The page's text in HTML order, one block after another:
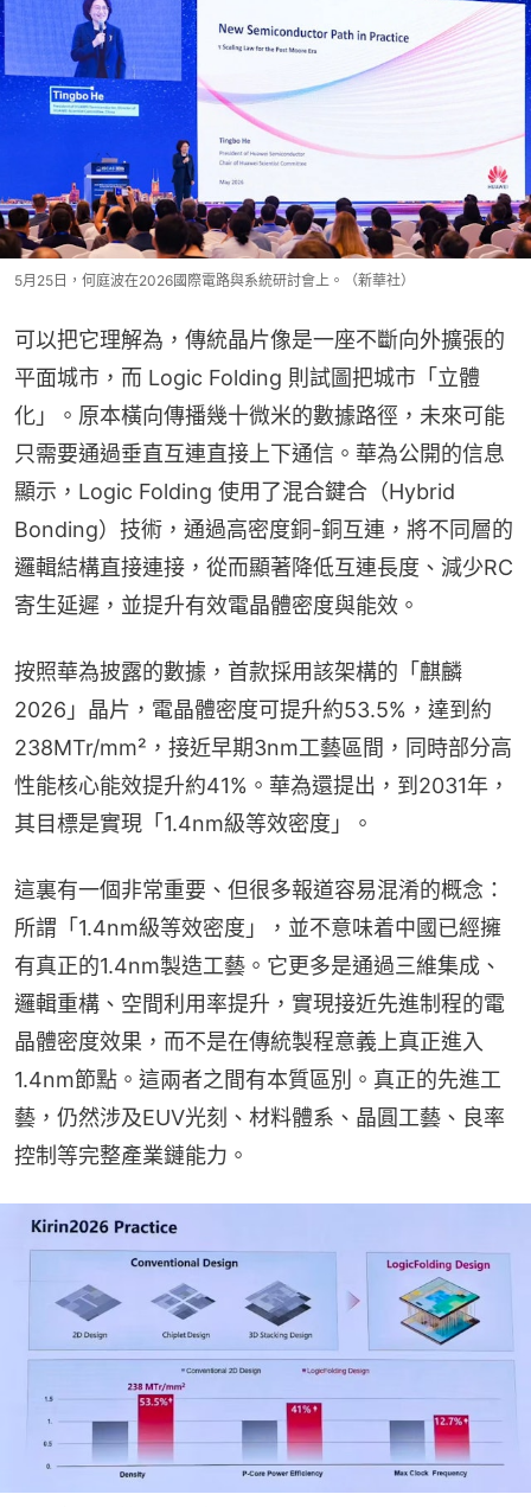
5月25日，何庭波在2026國際電路與系統研討會上。（新華社）
可以把它理解為，傳統晶片像是一座不斷向外擴張的
平面城市，而 Logic Folding 則試圖把城市「立體
化」。原本橫向傳播幾十微米的數據路徑，未來可能
只需要通過垂直互連直接上下通信。華為公開的信息
顯示，Logic Folding 使用了混合鍵合（Hybrid
Bonding）技術，通過高密度銅-銅互連，將不同層的
邏輯結構直接連接，從而顯著降低互連長度、減少RC
寄生延遲，並提升有效電晶體密度與能效。
按照華為披露的數據，首款採用該架構的「麒麟
2026」晶片，電晶體密度可提升約53.5%，達到約
238MTr/mm²，接近早期3nm工藝區間，同時部分高
性能核心能效提升約41%。華為還提出，到2031年，
其目標是實現「1.4nm級等效密度」。
這裏有一個非常重要、但很多報道容易混淆的概念：
所謂「1.4nm級等效密度」，並不意味着中國已經擁
有真正的1.4nm製造工藝。它更多是通過三維集成、
邏輯重構、空間利用率提升，實現接近先進制程的電
晶體密度效果，而不是在傳統製程意義上真正進入
1.4nm節點。這兩者之間有本質區別。真正的先進工
藝，仍然涉及EUV光刻、材料體系、晶圓工藝、良率
控制等完整產業鏈能力。